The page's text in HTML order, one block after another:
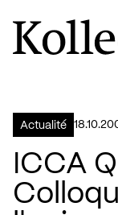
Aller à la page
Logo Kollectif
Actualité
ICCA